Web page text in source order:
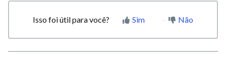
Isso foi útil para você? Sim Não